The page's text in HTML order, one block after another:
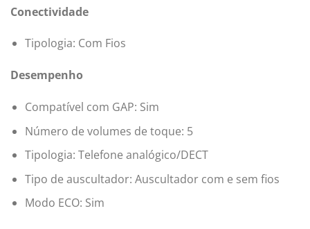
Conectividade
Tipologia: Com Fios
Desempenho
Compatível com GAP: Sim
Número de volumes de toque: 5
Tipologia: Telefone analógico/DECT
Tipo de auscultador: Auscultador com e sem fios
Modo ECO: Sim